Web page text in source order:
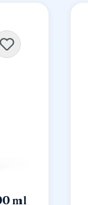
ml